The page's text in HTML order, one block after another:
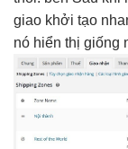
giao khởi tạo
nó hiển thị giống